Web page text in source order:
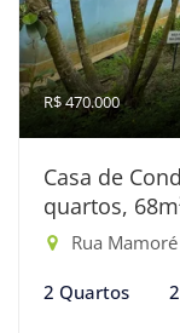
R$ 470.000
Casa de
quartos,
Rua
2 Quartos